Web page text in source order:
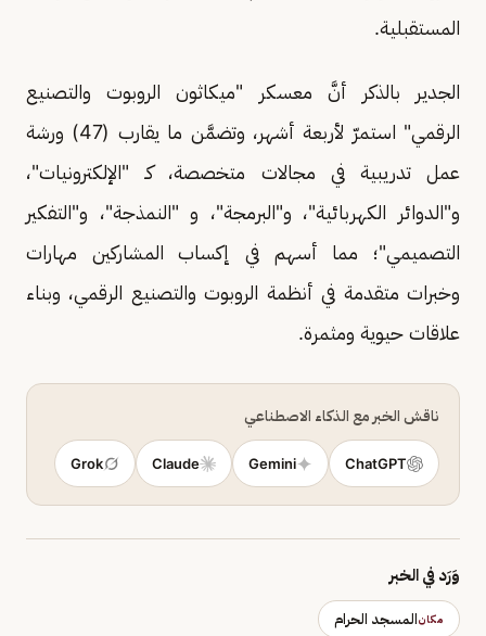
المستقبلية.
الجدير بالذكر أنَّ معسكر "ميكاثون الروبوت والتصنيع
الرقمي" استمرّ لأربعة أشهر، وتضمَّن ما يقارب (47) ورشة
عمل تدريبية في مجالات متخصصة، كـ "الإلكترونيات"،
و"الدوائر الكهربائية"، و"البرمجة"، و "النمذجة"، و"التفكير
التصميمي"؛ مما أسهم في إكساب المشاركين مهارات
وخبرات متقدمة في أنظمة الروبوت والتصنيع الرقمي، وبناء
علاقات حيوية ومثمرة.
ناقش الخبر مع الذكاء الاصطناعي
ChatGPT
Gemini
Claude
Grok
وَرَد في الخبر
مكانالمسجد الحرام